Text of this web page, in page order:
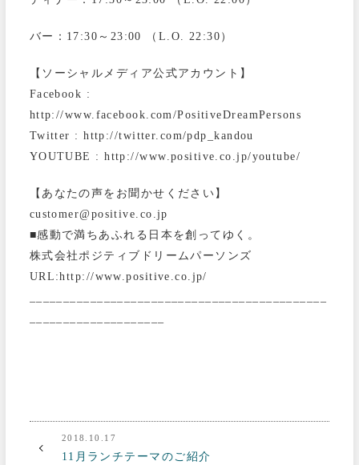
バー：17:30～23:00 （L.O. 22:30）
【ソーシャルメディア公式アカウント】
Facebook :
http://www.facebook.com/PositiveDreamPersons
Twitter : http://twitter.com/pdp_kandou
YOUTUBE : http://www.positive.co.jp/youtube/
【あなたの声をお聞かせください】
customer@positive.co.jp
■感動で満ちあふれる日本を創ってゆく。
株式会社ポジティブドリームパーソンズ
URL:http://www.positive.co.jp/
2018.10.17
11月ランチテーマのご紹介